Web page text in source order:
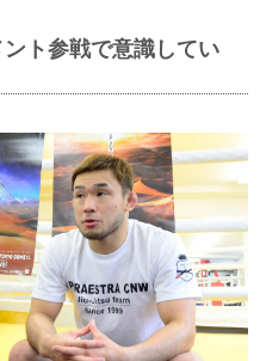
ト参戦で意識してい